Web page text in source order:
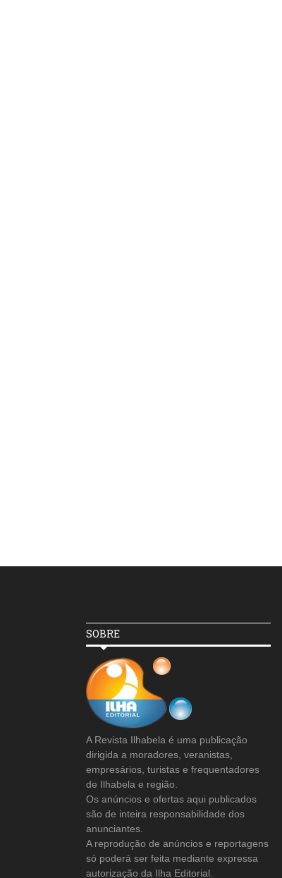
SOBRE
A Revista Ilhabela é uma publicação
dirigida a moradores, veranistas,
empresários, turistas e frequentadores
de Ilhabela e região.
Os anúncios e ofertas aqui publicados
são de inteira responsabilidade dos
anunciantes.
A reprodução de anúncios e reportagens
só poderá ser feita mediante expressa
autorização da Ilha Editorial.